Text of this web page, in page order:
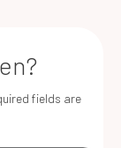
fields are